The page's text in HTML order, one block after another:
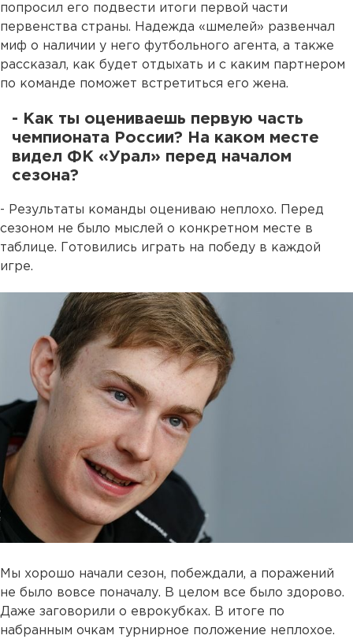
попросил его подвести итоги первой части
первенства страны. Надежда «шмелей» развенчал
миф о наличии у него футбольного агента, а также
рассказал, как будет отдыхать и с каким партнером
по команде поможет встретиться его жена.
- Как ты оцениваешь первую часть
чемпионата России? На каком месте
видел ФК «Урал» перед началом
сезона?
- Результаты команды оцениваю неплохо. Перед
сезоном не было мыслей о конкретном месте в
таблице. Готовились играть на победу в каждой
игре.
Мы хорошо начали сезон, побеждали, а поражений
не было вовсе поначалу. В целом все было здорово.
Даже заговорили о еврокубках. В итоге по
набранным очкам турнирное положение неплохое.